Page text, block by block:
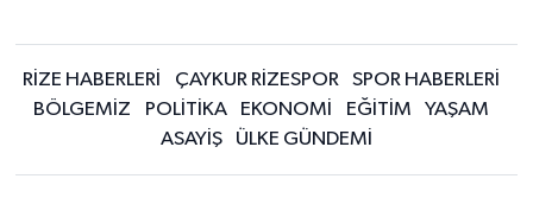
RİZE HABERLERİ ÇAYKUR RİZESPOR
SPOR HABERLERİ
BÖLGEMİZ
POLİTİKA EKONOMİ EĞİTİM
YAŞAM
ASAYİŞ
ÜLKE GÜNDEMİ